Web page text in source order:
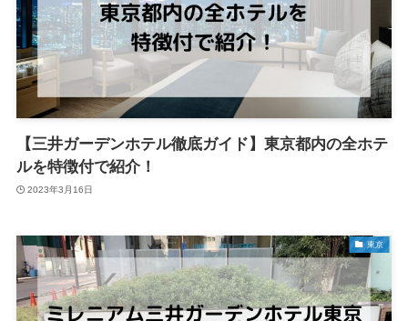
【三井ガーデンホテル徹底ガイド】東京都内の全ホテ
ルを特徴付で紹介！
2023年3月16日
東京